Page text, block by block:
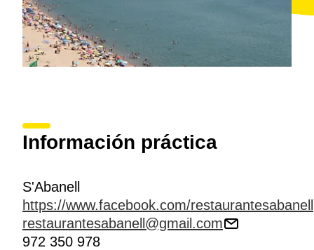
Información práctica
S'Abanell
https://www.facebook.com/restaurantesabanell
restaurantesabanell@gmail.com
972 350 978